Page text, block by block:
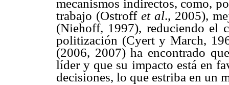
mecanismos indirectos, como,
trabajo (Ostroff et al., 2005),
(Niehoff, 1997), reduciendo el
politización (Cyert y March,
(2006, 2007) ha encontrado
líder y que su impacto está en
decisiones, lo que estriba en un